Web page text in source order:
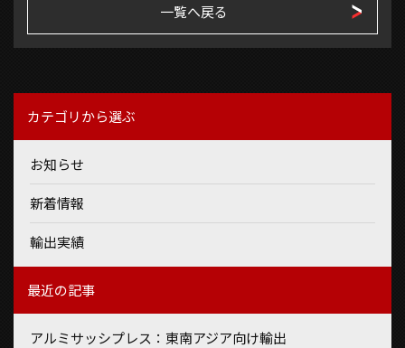
一覧へ戻る
カテゴリから選ぶ
お知らせ
新着情報
輸出実績
最近の記事
アルミサッシプレス：東南アジア向け輸出